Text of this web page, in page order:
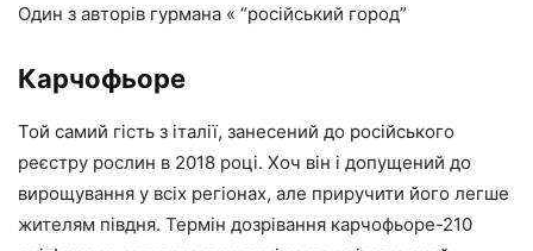
Один з авторів гурмана « “російський город”
Карчофьоре
Той самий гість з італії, занесений до російського
реєстру рослин в 2018 році. Хоч він і допущений до
вирощування у всіх регіонах, але приручити його легше
жителям півдня. Термін дозрівання карчофьоре-210